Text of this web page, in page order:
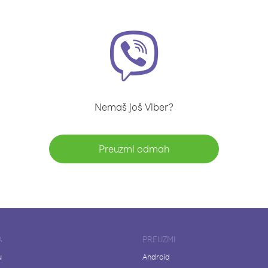
Nemaš još Viber?
Preuzmi odmah
PREUZMI
Android